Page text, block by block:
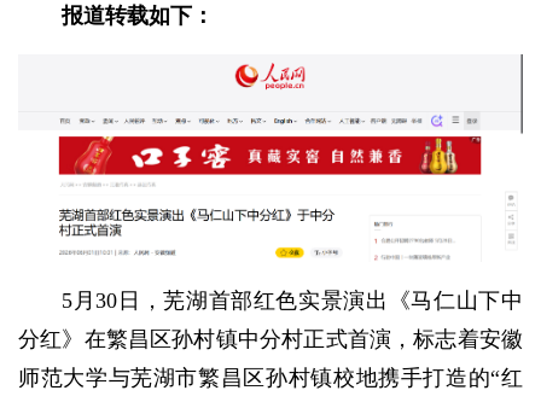
报道转载如下：
5月30日，芜湖首部红色实景演出《马仁山下中
分红》在繁昌区孙村镇中分村正式首演，标志着安徽
师范大学与芜湖市繁昌区孙村镇校地携手打造的“红